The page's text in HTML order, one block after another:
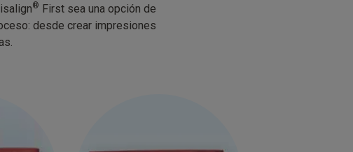
® First sea una opción de
desde crear impresiones